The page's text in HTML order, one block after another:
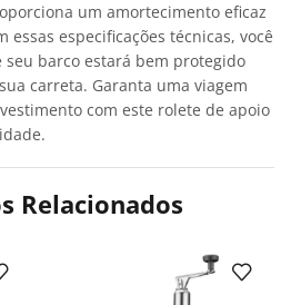
um amortecimento eficaz
especificações técnicas, você
barco estará bem protegido
carreta. Garanta uma viagem
com este rolete de apoio
Relacionados